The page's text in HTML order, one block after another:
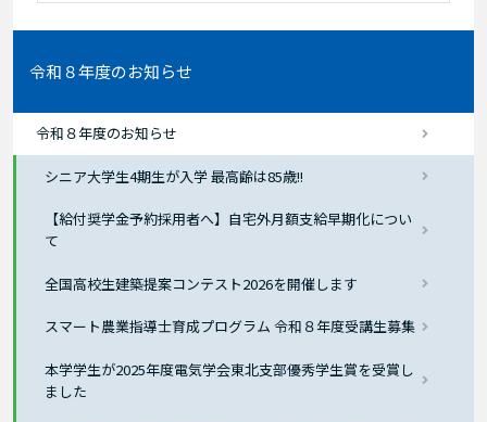
令和８年度のお知らせ
令和８年度のお知らせ
シニア大学生4期生が入学 最高齢は85歳!!
【給付奨学金予約採用者へ】自宅外月額支給早期化につい
て
全国高校生建築提案コンテスト2026を開催します
スマート農業指導士育成プログラム 令和８年度受講生募集
本学学生が2025年度電気学会東北支部優秀学生賞を受賞し
ました